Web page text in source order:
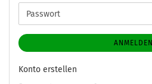
Adresse
Passwort
ANMELDEN
Konto erstellen